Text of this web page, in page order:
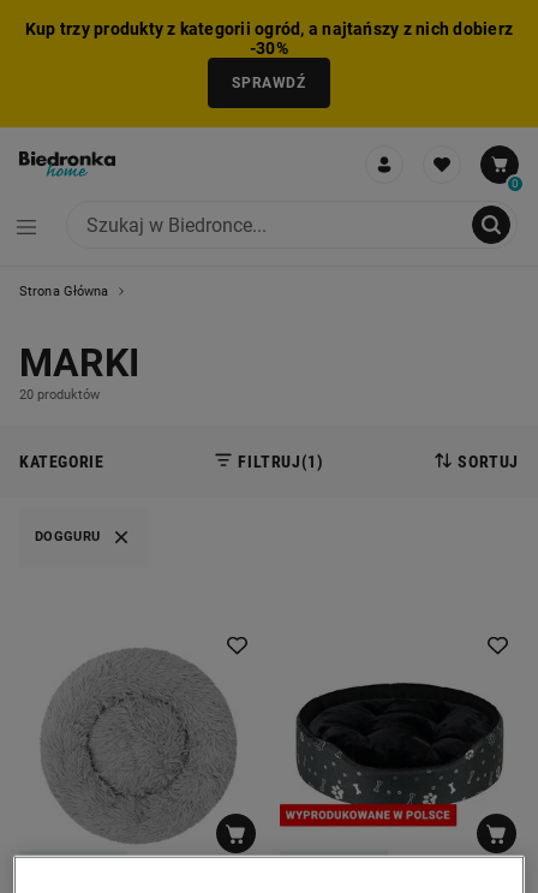
Kup trzy produkty z kategorii ogród, a najtańszy z nich dobierz
-30%
SPRAWDŹ
0
Strona Główna
MARKI
20 produktów
DOGGURU
KATEGORIE FILTRUJ(1) SORTUJ
ZOSTAŁO 16 szt.
ZOSTAŁO 17 szt.